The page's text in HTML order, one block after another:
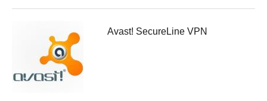
Avast! SecureLine VPN